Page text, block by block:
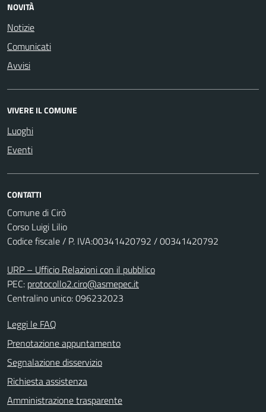
NOVITÀ
Notizie
Comunicati
Avvisi
VIVERE IL COMUNE
Luoghi
Eventi
CONTATTI
Comune di Cirò
Corso Luigi Lilio
Codice fiscale / P. IVA:00341420792 / 00341420792
URP – Ufficio Relazioni con il pubblico
PEC: protocollo2.ciro@asmepec.it
Centralino unico: 096232023
Leggi le FAQ
Prenotazione appuntamento
Segnalazione disservizio
Richiesta assistenza
Amministrazione trasparente